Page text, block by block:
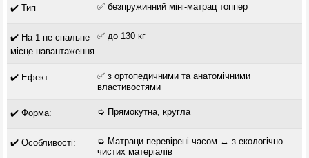
✔️ Тип ✅ безпружинний міні-матрац топпер
✔️ На 1-не спальне
місце навантаження
✅ до 130 кг
✔️ Ефект
✅ з ортопедичними та анатомічними
властивостями
✔️ Форма: ➭ Прямокутна, кругла
✔️ Особливості:
➭ Матраци перевірені часом ↔ з екологічно
чистих матеріалів